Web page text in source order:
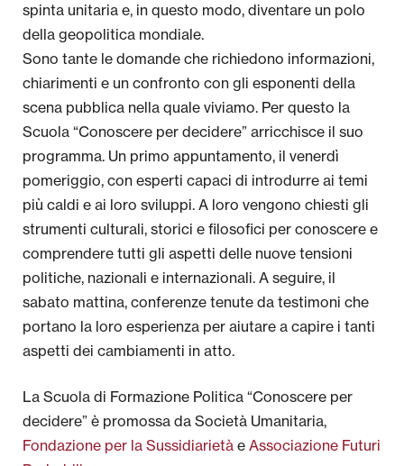
spinta unitaria e, in questo modo, diventare un polo
della geopolitica mondiale.
Sono tante le domande che richiedono informazioni,
chiarimenti e un confronto con gli esponenti della
scena pubblica nella quale viviamo. Per questo la
Scuola “Conoscere per decidere” arricchisce il suo
programma. Un primo appuntamento, il venerdì
pomeriggio, con esperti capaci di introdurre ai temi
più caldi e ai loro sviluppi. A loro vengono chiesti gli
strumenti culturali, storici e filosofici per conoscere e
comprendere tutti gli aspetti delle nuove tensioni
politiche, nazionali e internazionali. A seguire, il
sabato mattina, conferenze tenute da testimoni che
portano la loro esperienza per aiutare a capire i tanti
aspetti dei cambiamenti in atto.
La Scuola di Formazione Politica “Conoscere per
decidere” è promossa da Società Umanitaria,
Fondazione per la Sussidiarietà e Associazione Futuri